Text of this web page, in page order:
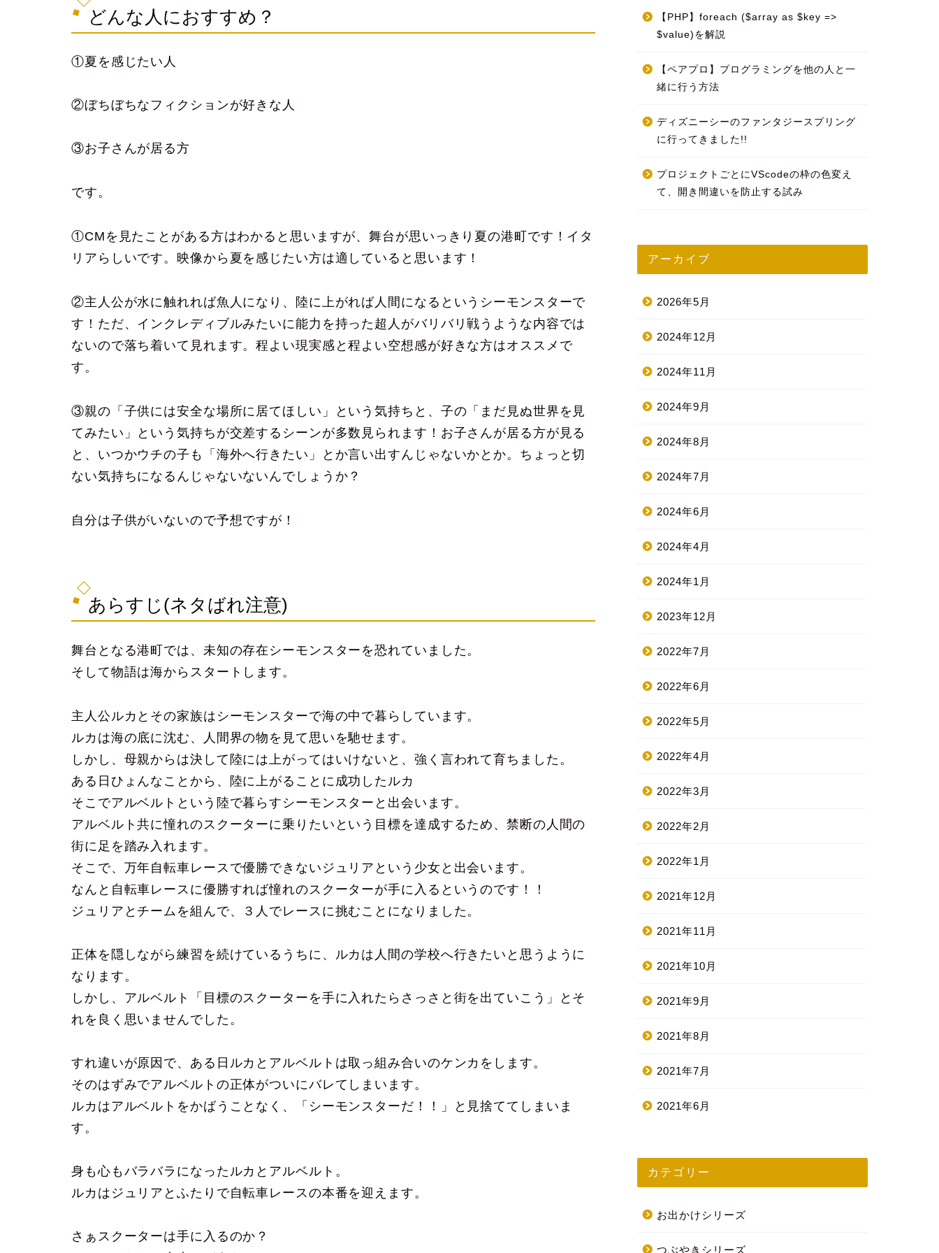
どんな人におすすめ？
①夏を感じたい人
②ぼちぼちなフィクションが好きな人
③お子さんが居る方
です。
①CMを見たことがある方はわかると思いますが、舞台が思いっきり夏の港町です！イタ
リアらしいです。映像から夏を感じたい方は適していると思います！
②主人公が水に触れれば魚人になり、陸に上がれば人間になるというシーモンスターで
す！ただ、インクレディブルみたいに能力を持った超人がバリバリ戦うような内容では
ないので落ち着いて見れます。程よい現実感と程よい空想感が好きな方はオススメで
す。
③親の「子供には安全な場所に居てほしい」という気持ちと、子の「まだ見ぬ世界を見
てみたい」という気持ちが交差するシーンが多数見られます！お子さんが居る方が見る
と、いつかウチの子も「海外へ行きたい」とか言い出すんじゃないかとか。ちょっと切
ない気持ちになるんじゃないないんでしょうか？
自分は子供がいないので予想ですが！
あらすじ(ネタばれ注意)
舞台となる港町では、未知の存在シーモンスターを恐れていました。
そして物語は海からスタートします。
主人公ルカとその家族はシーモンスターで海の中で暮らしています。
ルカは海の底に沈む、人間界の物を見て思いを馳せます。
しかし、母親からは決して陸には上がってはいけないと、強く言われて育ちました。
ある日ひょんなことから、陸に上がることに成功したルカ
そこでアルベルトという陸で暮らすシーモンスターと出会います。
アルベルト共に憧れのスクーターに乗りたいという目標を達成するため、禁断の人間の
街に足を踏み入れます。
そこで、万年自転車レースで優勝できないジュリアという少女と出会います。
なんと自転車レースに優勝すれば憧れのスクーターが手に入るというのです！！
ジュリアとチームを組んで、３人でレースに挑むことになりました。
正体を隠しながら練習を続けているうちに、ルカは人間の学校へ行きたいと思うように
なります。
しかし、アルベルト「目標のスクーターを手に入れたらさっさと街を出ていこう」とそ
れを良く思いませんでした。
すれ違いが原因で、ある日ルカとアルベルトは取っ組み合いのケンカをします。
そのはずみでアルベルトの正体がついにバレてしまいます。
ルカはアルベルトをかばうことなく、「シーモンスターだ！！」と見捨ててしまいま
す。
身も心もバラバラになったルカとアルベルト。
ルカはジュリアとふたりで自転車レースの本番を迎えます。
さぁスクーターは手に入るのか？
【PHP】foreach ($array as $key =>
$value)を解説
【ペアプロ】プログラミングを他の人と一
緒に行う方法
ディズニーシーのファンタジースプリング
に行ってきました!!
プロジェクトごとにVScodeの枠の色変え
て、開き間違いを防止する試み
アーカイブ
2026年5月
2024年12月
2024年11月
2024年9月
2024年8月
2024年7月
2024年6月
2024年4月
2024年1月
2023年12月
2022年7月
2022年6月
2022年5月
2022年4月
2022年3月
2022年2月
2022年1月
2021年12月
2021年11月
2021年10月
2021年9月
2021年8月
2021年7月
2021年6月
カテゴリー
お出かけシリーズ
つぶやきシリーズ